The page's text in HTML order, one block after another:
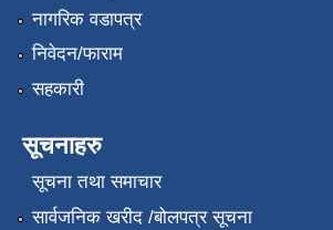
नागरिक वडापत्र
निवेदन/फाराम
सहकारी
सूचनाहरु
सूचना तथा समाचार
सार्वजनिक खरीद /बोलपत्र सूचना